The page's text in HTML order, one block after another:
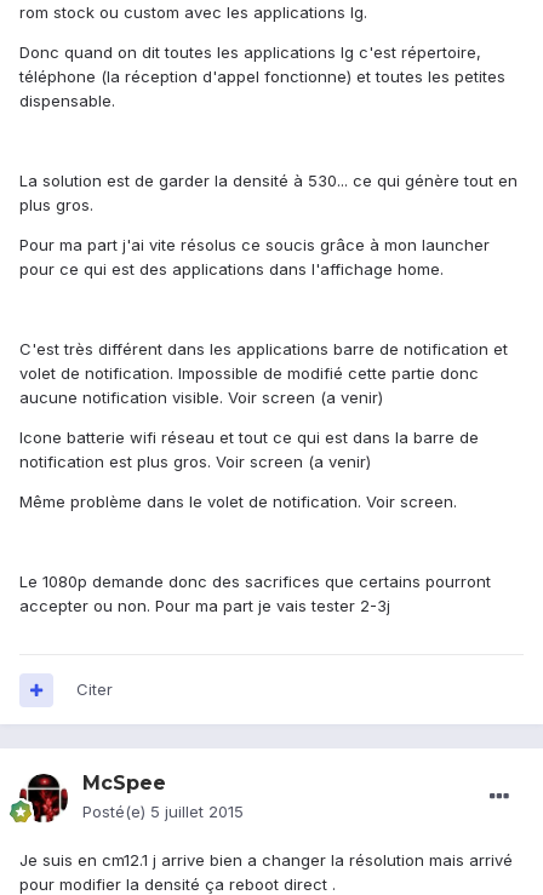
rom stock ou custom avec les applications lg.
Donc quand on dit toutes les applications lg c'est répertoire,
téléphone (la réception d'appel fonctionne) et toutes les petites
dispensable.
La solution est de garder la densité à 530... ce qui génère tout en
plus gros.
Pour ma part j'ai vite résolus ce soucis grâce à mon launcher
pour ce qui est des applications dans l'affichage home.
C'est très différent dans les applications barre de notification et
volet de notification. Impossible de modifié cette partie donc
aucune notification visible. Voir screen (a venir)
Icone batterie wifi réseau et tout ce qui est dans la barre de
notification est plus gros. Voir screen (a venir)
Même problème dans le volet de notification. Voir screen.
Le 1080p demande donc des sacrifices que certains pourront
accepter ou non. Pour ma part je vais tester 2-3j
Citer
McSpee
Posté(e) 5 juillet 2015
Je suis en cm12.1 j arrive bien a changer la résolution mais arrivé
pour modifier la densité ça reboot direct .